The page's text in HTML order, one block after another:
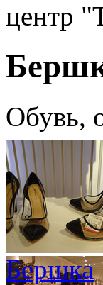
центр
Обувь,
Бершка